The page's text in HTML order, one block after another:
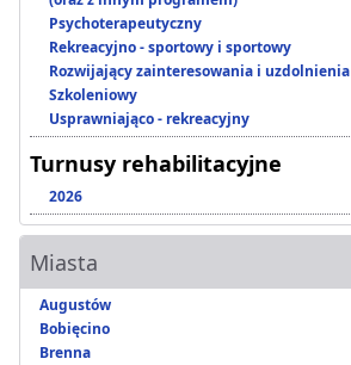
Psychoterapeutyczny
Rekreacyjno - sportowy i sportowy
Rozwijający zainteresowania i uzdolnienia
Szkoleniowy
Usprawniająco - rekreacyjny
Turnusy rehabilitacyjne
2026
Miasta
Augustów
Bobięcino
Brenna